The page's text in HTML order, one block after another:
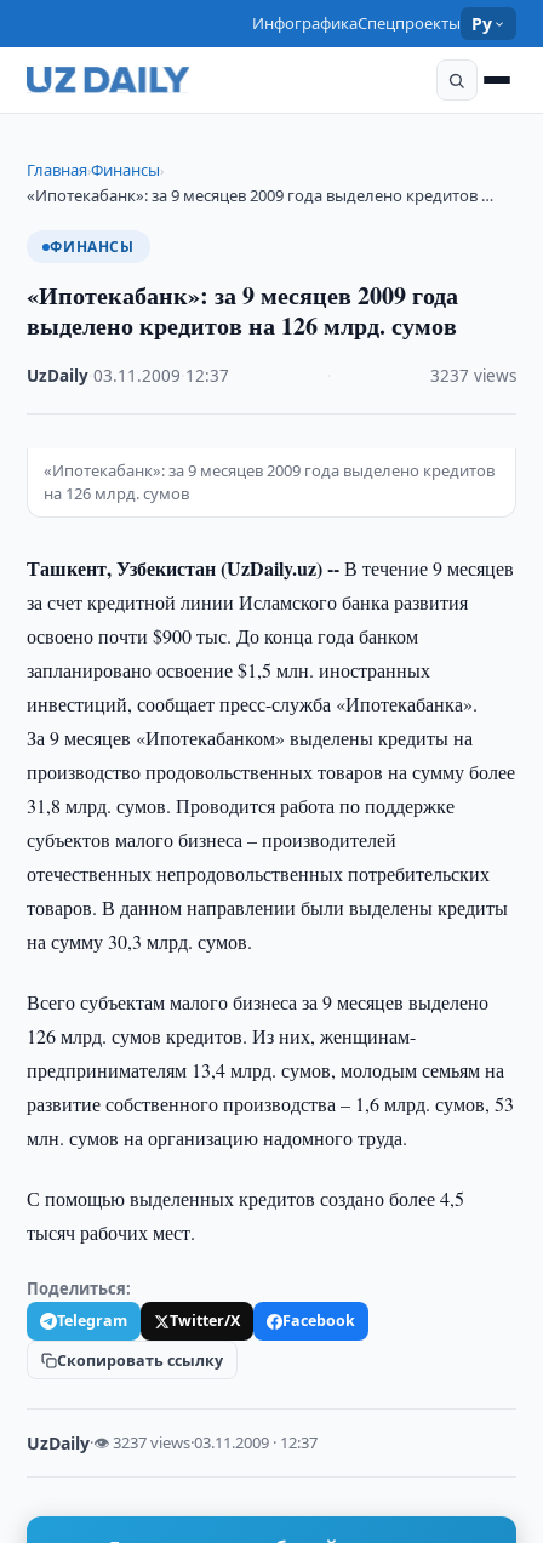
ИнфографикаСпецпроекты Ру
Главная›Финансы›
«Ипотекабанк»: за 9 месяцев 2009 года выделено кредитов …
ФИНАНСЫ
«Ипотекабанк»: за 9 месяцев 2009 года
выделено кредитов на 126 млрд. сумов
UzDaily ·03.11.2009 12:37 3237 views
«Ипотекабанк»: за 9 месяцев 2009 года выделено кредитов
на 126 млрд. сумов
Ташкент, Узбекистан (UzDaily.uz) --В течение 9 месяцев
за счет кредитной линии Исламского банка развития
освоено почти $900 тыс. До конца года банком
запланировано освоение $1,5 млн. иностранных
инвестиций, сообщает пресс-служба «Ипотекабанка».
За 9 месяцев «Ипотекабанком» выделены кредиты на
производство продовольственных товаров на сумму более
31,8 млрд. сумов. Проводится работа по поддержке
субъектов малого бизнеса – производителей
отечественных непродовольственных потребительских
товаров. В данном направлении были выделены кредиты
на сумму 30,3 млрд. сумов.
Всего субъектам малого бизнеса за 9 месяцев выделено
126 млрд. сумов кредитов. Из них, женщинам-
предпринимателям 13,4 млрд. сумов, молодым семьям на
развитие собственного производства – 1,6 млрд. сумов, 53
млн. сумов на организацию надомного труда.
С помощью выделенных кредитов создано более 4,5
тысяч рабочих мест.
Поделиться:
Telegram Twitter/X
Facebook
Скопировать ссылку
UzDaily·👁 3237 views·03.11.2009 · 12:37